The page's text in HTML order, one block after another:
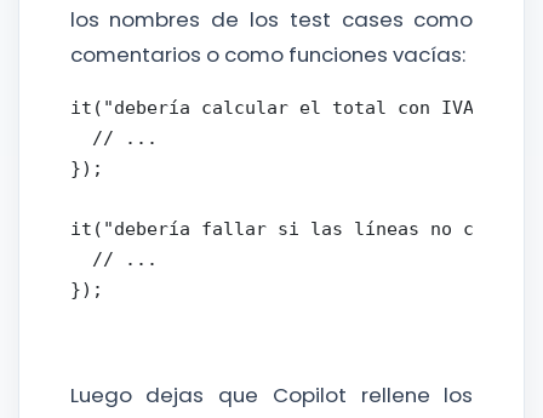
los nombres de los test cases como
comentarios o como funciones vacías:
it("debería calcular el total con IVA
  // ...
});
it("debería fallar si las líneas no
  // ...
});
Luego dejas que Copilot rellene los